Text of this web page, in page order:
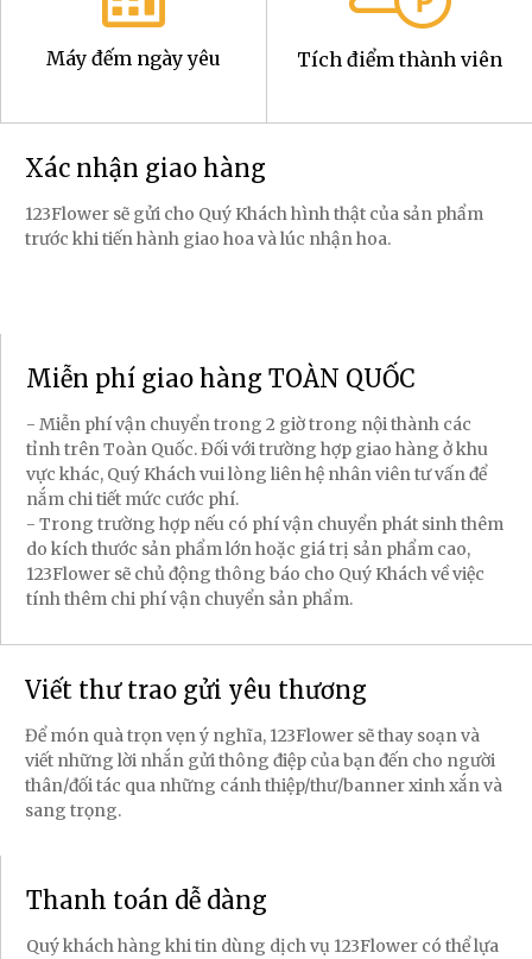
Máy đếm ngày yêu Tích điểm thành viên
Xác nhận giao hàng
123Flower sẽ gửi cho Quý Khách hình thật của sản phẩm
trước khi tiến hành giao hoa và lúc nhận hoa.
Miễn phí giao hàng TOÀN QUỐC
- Miễn phí vận chuyển trong 2 giờ trong nội thành các
tỉnh trên Toàn Quốc. Đối với trường hợp giao hàng ở khu
vực khác, Quý Khách vui lòng liên hệ nhân viên tư vấn để
nắm chi tiết mức cước phí.
- Trong trường hợp nếu có phí vận chuyển phát sinh thêm
do kích thước sản phẩm lớn hoặc giá trị sản phẩm cao,
123Flower sẽ chủ động thông báo cho Quý Khách về việc
tính thêm chi phí vận chuyển sản phẩm.
Viết thư trao gửi yêu thương
Để món quà trọn vẹn ý nghĩa, 123Flower sẽ thay soạn và
viết những lời nhắn gửi thông điệp của bạn đến cho người
thân/đối tác qua những cánh thiệp/thư/banner xinh xắn và
sang trọng.
Thanh toán dễ dàng
Quý khách hàng khi tin dùng dịch vụ 123Flower có thể lựa